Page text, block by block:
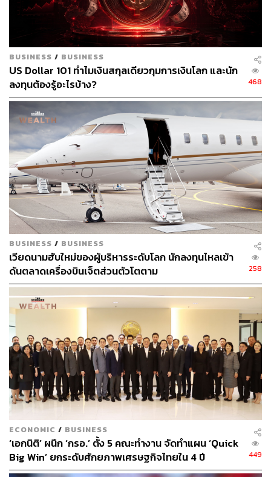
Joanne Goh นักกลยุทธ์การลงทุนของ DBS Bank ใน
สิงคโปร์ ระบุว่า การที่จีนกลับมาเปิดประเทศได้ส่งผลกระทบ
ไปทั่วโลก เพราะไม่เพียงแต่ช่วยกระตุ้นการท่องเที่ยวและการ
บริโภคเท่านั้น แต่ยังช่วยลดปัญหาวิกฤตของห่วงโซ่อุปทานที่
เกิดขึ้นในปี 2022 อีกด้วย พร้อมคาดการณ์ว่าจีนน่าจะใช้
เวลาปรับตัวประมาณ 6 เดือน ในการทำให้ประเทศกลับมา
เติบโตได้อย่างแข็งแกร่ง และไม่คิดว่าแนวโน้มการเติบโตดัง
กล่าวของจีนจะพลิกกลับแต่อย่างใด
ความเชื่อมั่นในการเติบโตของจีนยังได้รับการสนับสนุนจาก
การออกมาให้คำมั่นของธนาคารกลางจีนก่อนหน้านี้ ที่ยืน
กรานว่าธนาคารกลางจีนจะเพิ่มการสนับสนุนทางการเงิน
เพื่อกระตุ้นการบริโภคภายในประเทศและโครงการลงทุนที่
สำคัญ ตลอดจนสนับสนุนตลาดอสังหาริมทรัพย์ให้มี
เสถียรภาพ
โดยเมื่อวานนี้ (5 มกราคม) หุ้นในกลุ่มอีคอมเมิร์ซและผู้
บริโภคเป็นหนึ่งในกลุ่มหุ้นที่เติบโตมากที่สุดในตลาดฮ่องกง
โดยทำให้ดัชนี Hang Seng เพิ่มขึ้น 2% แตะระดับสูงสุดใน
รอบ 6 เดือน ในขณะที่ความหวังที่จีนจะ Come Back ได้ผลัก
ดันให้ค่าเงินหยวนของจีนแตะระดับสูงสุดในรอบ 4 เดือน และ
สนับสนุนหุ้นและสกุลเงินในภูมิภาค โดยหยวนเพิ่มขึ้น
ประมาณ 0.2% อยู่ที่ 6.8750 หยวนต่อดอลลาร์
ส่วนราคาน้ำมันฟื้นคืนราว 1% เมื่อวานนี้ หลังจากก่อนหน้านี้
ขยับลงหนัก 2 วันติด ในช่วงเริ่มต้นปี 2023 โดยสัญญาน้ำมัน
ดิบเวสต์เท็กซัส งวดส่งมอบเดือนกุมภาพันธ์ เพิ่มขึ้น 83 เซนต์
ปิดที่ 73.67 ดอลลาร์ต่อบาร์เรล ด้านน้ำมันดิบเบรนต์
ทะเลเหนือลอนดอน งวดส่งมอบเดือนมีนาคม เพิ่มขึ้น 85
เซนต์ ปิดที่ 78.69 ดอลลาร์ต่อบาร์เรล แต่โดยภาพรวมราคา
น้ำมันยังอยู่ในช่วงขาลง เนื่องจากยังมีความไม่แน่นอนของ
โควิดในจีน บวกกับภาวะเศรษฐกิจโลกถดถอยที่กระทบต่อ
BUSINESS / BUSINESS
US Dollar 101 ทำไมเงินสกุลเดียวกุมการเงินโลก และนัก
ลงทุนต้องรู้อะไรบ้าง?
468
BUSINESS / BUSINESS
เวียดนามฮับใหม่ของผู้บริหารระดับโลก นักลงทุนไหลเข้า
ดันตลาดเครื่องบินเจ็ตส่วนตัวโตตาม
258
ECONOMIC / BUSINESS
‘เอกนิติ’ ผนึก ‘กรอ.’ ตั้ง 5 คณะทำงาน จัดทำแผน ‘Quick
Big Win’ ยกระดับศักยภาพเศรษฐกิจไทยใน 4 ปี
449